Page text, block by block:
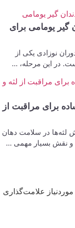
گیر یومامی برای
نوزادی یکی از
در این مرحله، ...
برای مراقبت از
لثه‌ها در سلامت دهان
نقش بسیار مهمی ...
علامت‌گذاری